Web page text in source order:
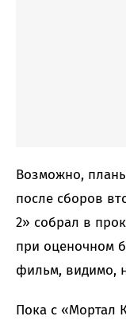
Возможно,
после сборов
2» собрал в
при оценочном
фильм, видимо,
Пока с «Мортал